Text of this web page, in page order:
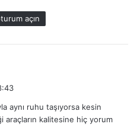
açın
aynı ruhu taşıyorsa kesin
araçların kalitesine hiç yorum